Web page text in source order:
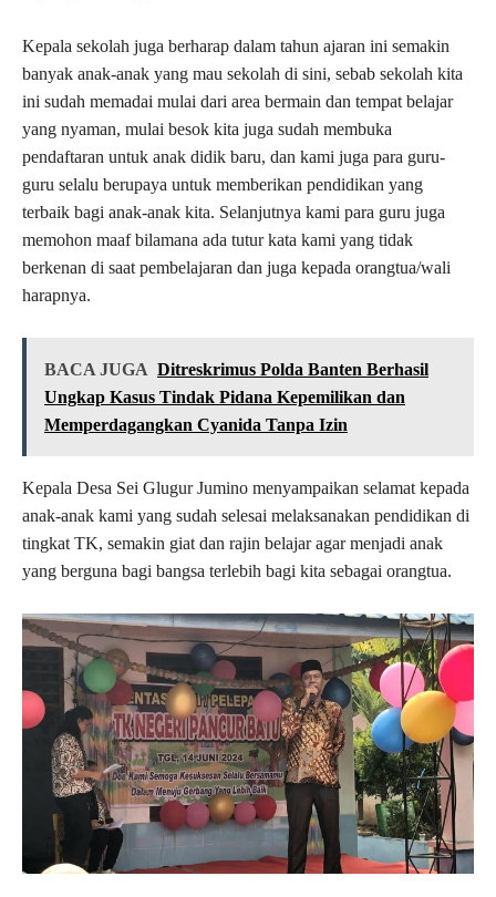
Kepala sekolah juga berharap dalam tahun ajaran ini semakin
banyak anak-anak yang mau sekolah di sini, sebab sekolah kita
ini sudah memadai mulai dari area bermain dan tempat belajar
yang nyaman, mulai besok kita juga sudah membuka
pendaftaran untuk anak didik baru, dan kami juga para guru-
guru selalu berupaya untuk memberikan pendidikan yang
terbaik bagi anak-anak kita. Selanjutnya kami para guru juga
memohon maaf bilamana ada tutur kata kami yang tidak
berkenan di saat pembelajaran dan juga kepada orangtua/wali
harapnya.
BACA JUGA Ditreskrimus Polda Banten Berhasil
Ungkap Kasus Tindak Pidana Kepemilikan dan
Memperdagangkan Cyanida Tanpa Izin
Kepala Desa Sei Glugur Jumino menyampaikan selamat kepada
anak-anak kami yang sudah selesai melaksanakan pendidikan di
tingkat TK, semakin giat dan rajin belajar agar menjadi anak
yang berguna bagi bangsa terlebih bagi kita sebagai orangtua.